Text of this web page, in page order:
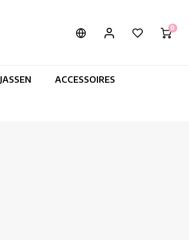
0
JASSEN ACCESSOIRES